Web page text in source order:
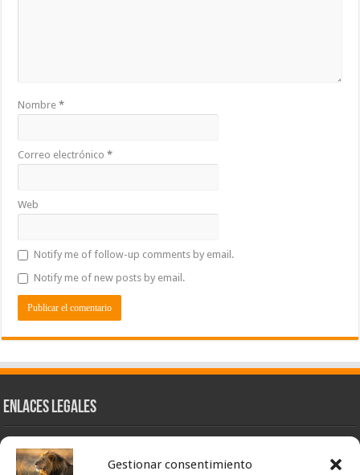
Gestionar consentimiento
Nombre*
Correo electrónico*
Web
Notify me of follow-up comments by email.
Notify me of new posts by email.
Enlaces Legales
Nuestra Esencia
Pulso Global